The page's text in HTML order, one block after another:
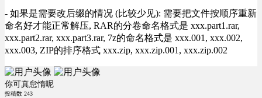
- 如果是需要改后缀的情况 (比较少见): 需要把文件按顺序重新
命名好才能正常解压, RAR的分卷命名格式是 xxx.part1.rar,
xxx.part2.rar, xxx.part3.rar, 7z的命名格式是 xxx.001, xxx.002,
xxx.003, ZIP的排序格式 xxx.zip, xxx.zip.001, xxx.zip.002
你可真怠惰呢
投稿数 243